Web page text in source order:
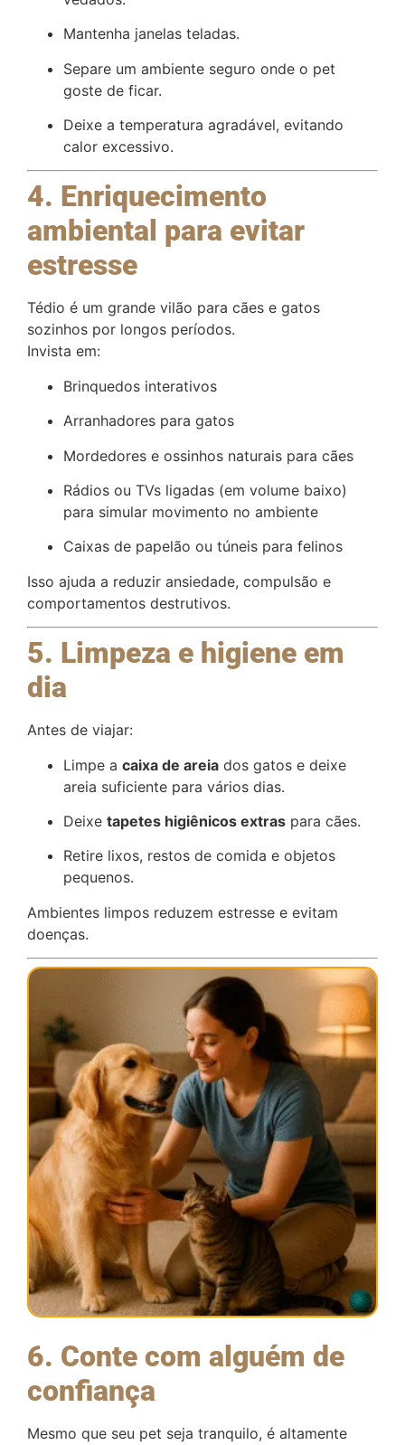
Mantenha janelas teladas.
Separe um ambiente seguro onde o pet
goste de ficar.
Deixe a temperatura agradável, evitando
calor excessivo.
4. Enriquecimento
ambiental para evitar
estresse
Tédio é um grande vilão para cães e gatos
sozinhos por longos períodos.
Invista em:
Brinquedos interativos
Arranhadores para gatos
Mordedores e ossinhos naturais para cães
Rádios ou TVs ligadas (em volume baixo)
para simular movimento no ambiente
Caixas de papelão ou túneis para felinos
Isso ajuda a reduzir ansiedade, compulsão e
comportamentos destrutivos.
5. Limpeza e higiene em
dia
Antes de viajar:
Limpe a caixa de areia dos gatos e deixe
areia suficiente para vários dias.
Deixe tapetes higiênicos extras para cães.
Retire lixos, restos de comida e objetos
pequenos.
Ambientes limpos reduzem estresse e evitam
doenças.
6. Conte com alguém de
confiança
Mesmo que seu pet seja tranquilo, é altamente